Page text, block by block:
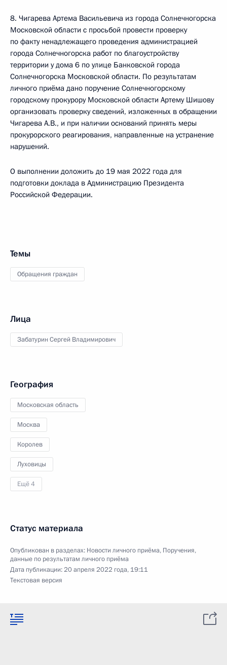
8. Чигарева Артема Васильевича из города Солнечногорска
Московской области с просьбой провести проверку
по факту ненадлежащего проведения администрацией
города Солнечногорска работ по благоустройству
территории у дома 6 по улице Банковской города
Солнечногорска Московской области. По результатам
личного приёма дано поручение Солнечногорскому
городскому прокурору Московской области Артему Шишову
организовать проверку сведений, изложенных в обращении
Чигарева А.В., и при наличии оснований принять меры
прокурорского реагирования, направленные на устранение
нарушений.
О выполнении доложить до 19 мая 2022 года для
подготовки доклада в Администрацию Президента
Российской Федерации.
Темы
Обращения граждан
Лица
Забатурин Сергей Владимирович
География
Московская область
Москва
Королев
Луховицы
Ещё 4
Статус материала
Опубликован в разделах: Новости личного приёма, Поручения,
данные по результатам личного приёма
Дата публикации:20 апреля 2022 года, 19:11
Текстовая версия